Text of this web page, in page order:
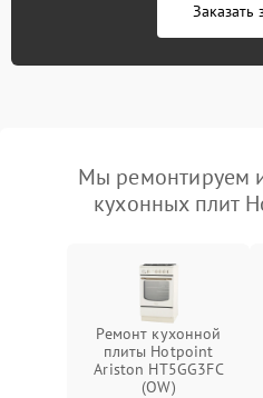
Заказать
Мы ремонтируем
кухонных плит
Ремонт кухонной
плиты Hotpoint
Ariston HT5GG3FC
(OW)